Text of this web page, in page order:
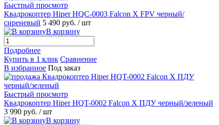
Быстрый просмотр
Квадрокоптер Hiper HQC-0003 Falcon X FPV черный/
сиреневый 5 490 руб. / шт
В корзину
Подробнее
Купить в 1 клик Сравнение
В избранное Под заказ
Быстрый просмотр
Квадрокоптер Hiper HQT-0002 Falcon X ПДУ черный/зеленый
3 990 руб. / шт
В корзину